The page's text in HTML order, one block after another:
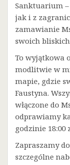
Sanktuarium
jak i z
zamawianie
swoich
To wyjątkowa
modlitwie w
mapie, gdzie
Faustyna.
włączone do
odprawiamy
godzinie 18:00
Zapraszamy
szczególne